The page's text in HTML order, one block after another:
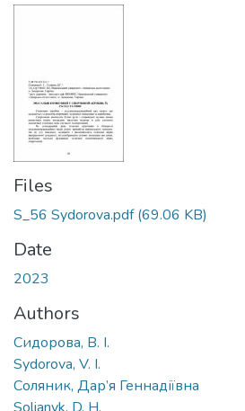
Files
S_56 Sydorova.pdf(69.06 KB)
Date
2023
Authors
Сидорова, В. І.
Sydorova, V. I.
Соляник, Дар’я Геннадіївна